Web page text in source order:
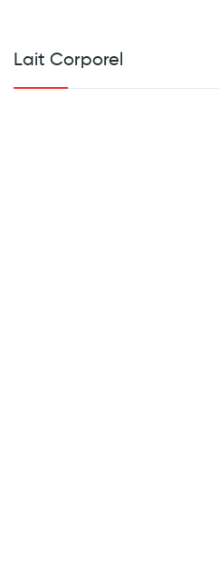
Lait Corporel